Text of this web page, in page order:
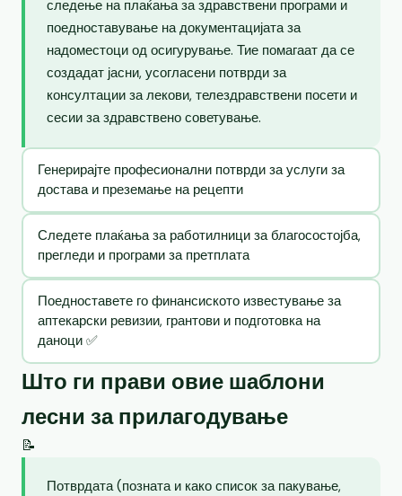
следење на плаќања за здравствени програми и
поедноставување на документацијата за
надоместоци од осигурување. Тие помагаат да се
создадат јасни, усогласени потврди за
консултации за лекови, телездравствени посети и
сесии за здравствено советување.
Генерирајте професионални потврди за услуги за
достава и преземање на рецепти
Следете плаќања за работилници за благосостојба,
прегледи и програми за претплата
Поедноставете го финансиското известување за
аптекарски ревизии, грантови и подготовка на
даноци ✅
Што ги прави овие шаблони
лесни за прилагодување
📝
Потврдата (позната и како список за пакување,